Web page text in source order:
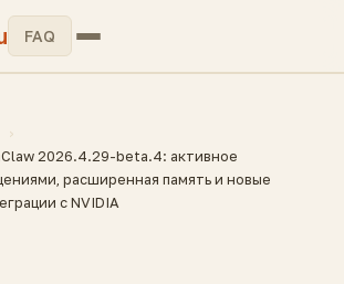
FAQ
2026.4.29-beta.4: активное
расширенная память и новые
с NVIDIA